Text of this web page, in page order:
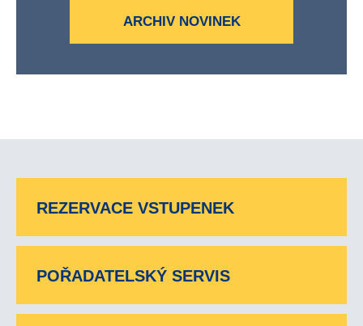
ARCHIV NOVINEK
REZERVACE VSTUPENEK
POŘADATELSKÝ SERVIS